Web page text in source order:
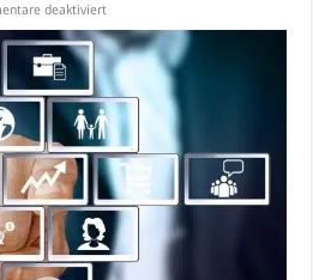
deaktiviertfür
bei
der
Gründung
eines
Industrieunternehmens
zu
beachten
ist